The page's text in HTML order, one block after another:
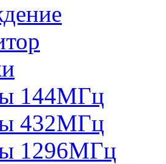
144МГц
432МГц
1296МГц